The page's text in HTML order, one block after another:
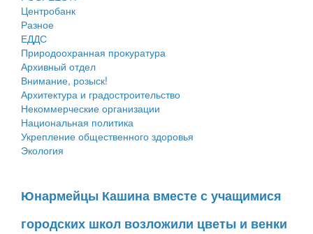
Городское поселение
Сельские поселения
Центробанк
Разное
ЕДДС
Природоохранная прокуратура
Архивный отдел
Внимание, розыск!
Архитектура и градостроительство
Некоммерческие организации
Национальная политика
Укрепление общественного здоровья
Экология
Юнармейцы Кашина вместе с учащимися
городских школ возложили цветы и венки